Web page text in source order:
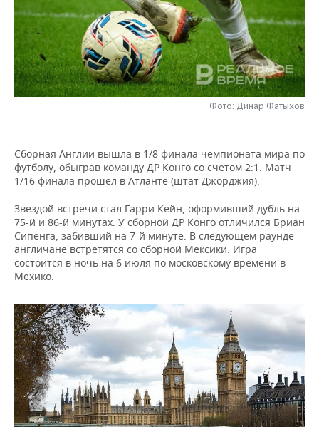
НЕФТЬ
ОПК
ЭНЕРГЕТИКА
РОЗНИЧНАЯ ТОРГОВЛЯ
ТРАНСПОРТ
УСЛУГИ
НОВОСТИ ТЕХНОЛОГИЙ
IT
МЕДИА
МЕРОПРИЯТИЯ
НОВОСТИ МЕРОПРИЯТИЙ
ВЫЕЗДНАЯ РЕДАКЦИЯ
ОТКРЫТАЯ ЛЕКЦИЯ
СПОРТ
НОВОСТИ СПОРТА
БАСКЕТБОЛ
ВОЛЕЙБОЛ
КИБЕРСПОРТ
ФИГУРНОЕ КАТАНИЕ
ВОДНЫЕ ВИДЫ СПОРТА
ХОККЕЙ С МЯЧОМ
ОБЩЕСТВО
ИНФРАСТРУКТУРА
ИСТОРИЯ
КУЛЬТУРА
МЕДИЦИНА
ОБРАЗОВАНИЕ
ПРОИСШЕСТВИЯ
СПРАВОЧНИК
СПИСОК ПЕРСОН
СПИСОК КОМПАНИЙ
ПОЛНАЯ ВЕРСИЯ
Фото: Динар Фатыхов
Сборная Англии вышла в 1/8 финала чемпионата мира по
футболу, обыграв команду ДР Конго со счетом 2:1. Матч
1/16 финала прошел в Атланте (штат Джорджия).
Звездой встречи стал Гарри Кейн, оформивший дубль на
75-й и 86-й минутах. У сборной ДР Конго отличился Бриан
Сипенга, забивший на 7-й минуте. В следующем раунде
англичане встретятся со сборной Мексики. Игра
состоится в ночь на 6 июля по московскому времени в
Мехико.